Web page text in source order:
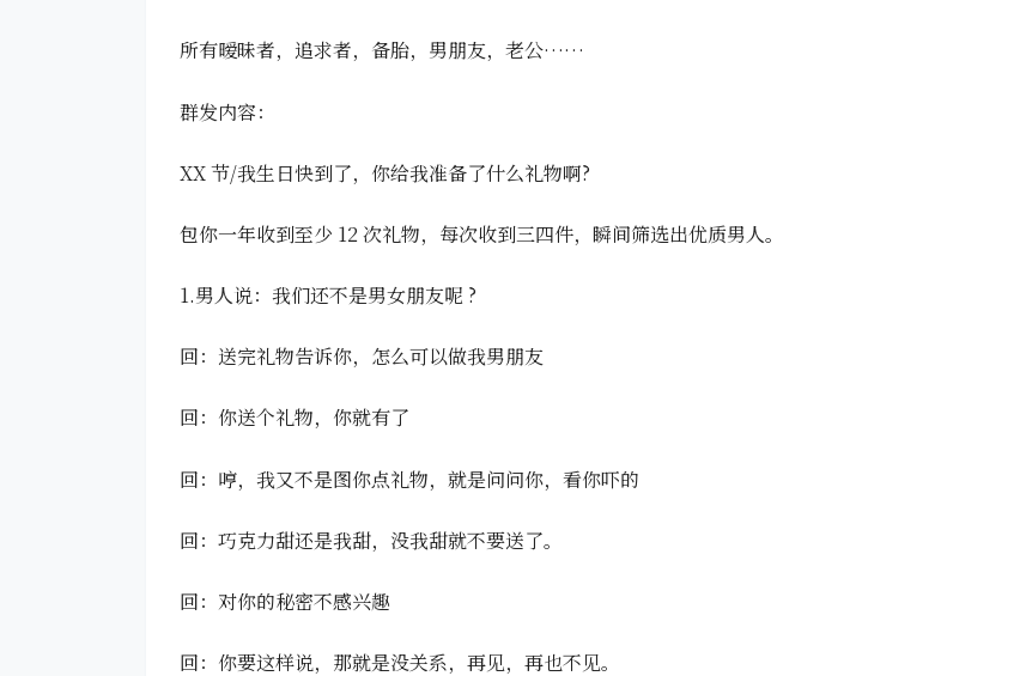
所有暧昧者，追求者，备胎，男朋友，老公……
群发内容：
XX 节/我生日快到了，你给我准备了什么礼物啊?
包你一年收到至少 12 次礼物，每次收到三四件，瞬间筛选出优质男人。
1.男人说：我们还不是男女朋友呢 ?
回：送完礼物告诉你，怎么可以做我男朋友
回：你送个礼物，你就有了
回：哼，我又不是图你点礼物，就是问问你，看你吓的
回：巧克力甜还是我甜，没我甜就不要送了。
回：对你的秘密不感兴趣
回：你要这样说，那就是没关系，再见，再也不见。